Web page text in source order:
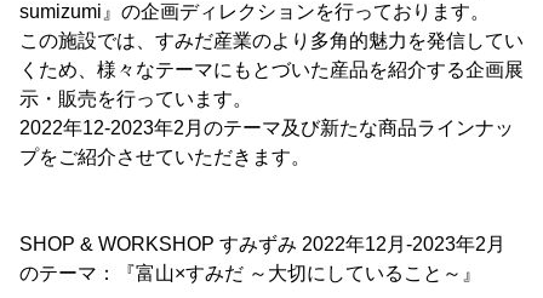
sumizumi』の企画ディレクションを行っております。
この施設では、すみだ産業のより多角的魅力を発信してい
くため、様々なテーマにもとづいた産品を紹介する企画展
示・販売を行っています。
2022年12-2023年2月のテーマ及び新たな商品ラインナッ
プをご紹介させていただきます。
SHOP & WORKSHOP すみずみ 2022年12月-2023年2月
のテーマ：『富山×すみだ ～大切にしていること～』